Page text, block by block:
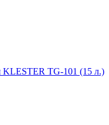
KLESTER TG-101 (15 л.)